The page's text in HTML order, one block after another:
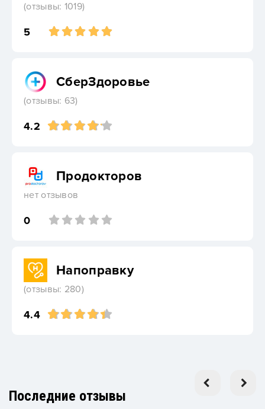
(отзывы: 1019)
5
СберЗдоровье
(отзывы: 63)
4.2
Продокторов
нет отзывов
0
Напоправку
(отзывы: 280)
4.4
Последние отзывы